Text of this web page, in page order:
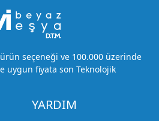
seçeneği ve 100.000 üzerinde
uygun fiyata son Teknolojik
YARDIM